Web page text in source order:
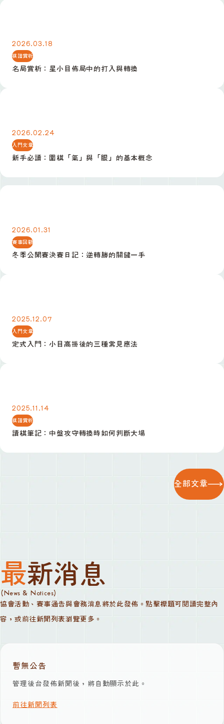
2026.03.18
棋譜賞析
名局賞析：星小目佈局中的打入與轉換
2026.02.24
入門文章
新手必讀：圍棋「氣」與「眼」的基本概念
2026.01.31
賽事回顧
冬季公開賽決賽日記：逆轉勝的關鍵一手
2025.12.07
入門文章
定式入門：小目高掛後的三種常見應法
2025.11.14
棋譜賞析
讀棋筆記：中盤攻守轉換時如何判斷大場
全部文章
最新消息
(News & Notices)
協會活動、賽事通告與會務消息將於此發佈。點擊標題可閱讀完整內
容，或前往新聞列表瀏覽更多。
暫無公告
管理後台發佈新聞後，將自動顯示於此。
前往新聞列表